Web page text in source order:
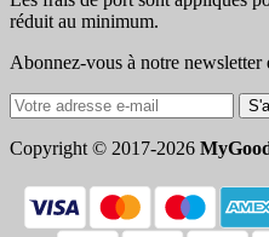
réduit au minimum.
Abonnez-vous à notre newsletter
Copyright © 2017-2026